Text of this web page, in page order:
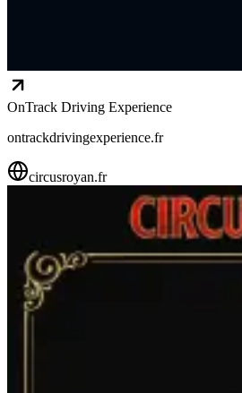
OnTrack Driving Experience
ontrackdrivingexperience.fr
circusroyan.fr